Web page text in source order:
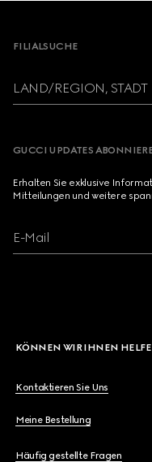
FILIALSUCHE
LAND/REGION, STADT
GUCCI UPDATES
Erhalten Sie exklusive
Mitteilungen und weitere
E-Mail
KÖNNEN WIR IHNEN
Kontaktieren Sie Uns
Meine Bestellung
Häufig gestellte Fragen